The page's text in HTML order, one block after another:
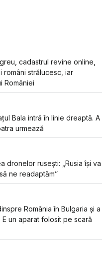
cadastrul revine online,
strălucesc, iar
României
Bala intră în linie dreaptă. A
urmează
dronelor rusești: „Rusia își va
ne readaptăm”
România în Bulgaria și a
un aparat folosit pe scară